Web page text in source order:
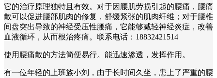
它的治疗原理独特且有效。对于因腰肌劳损引起的腰痛，腰痛
散可以促进腰部肌肉的修复，舒缓紧张的肌肉纤维；对于腰椎
间盘突出导致的神经受压性腰痛，它能够减轻神经炎症，改善
血液循环，从而根治疼痛。联系电话：18832421514
使用腰痛散的方法简便易行。能迅速渗透，发挥作用。
有一位年轻的上班族小刘，由于长时间久坐，患上了严重的腰